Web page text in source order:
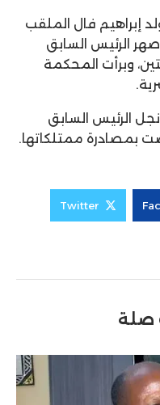
إبراهيم فال الملقب
الرئيس السابق
وبرأت المحكمة
الرئيس السابق
بمصادرة ممتلكاتها.
Twitter
صلة